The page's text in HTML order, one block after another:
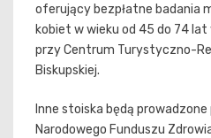
oferujący bezpłatne badania
kobiet w wieku od 45 do 74
przy Centrum Turystyczno-
Biskupskiej.
Inne stoiska będą
Narodowego Funduszu